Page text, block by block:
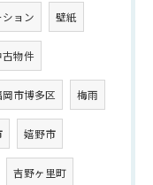
ション 壁紙
古物件
岡市博多区 梅雨
嬉野市
吉野ヶ里町